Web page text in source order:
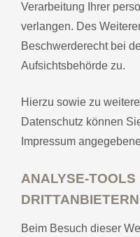
Verarbeitung Ihrer
verlangen. Des
Beschwerderecht bei
Aufsichtsbehörde zu.
Hierzu sowie zu
Datenschutz können
Impressum
ANALYSE-
DRITTANBIETERN
Beim Besuch dieser